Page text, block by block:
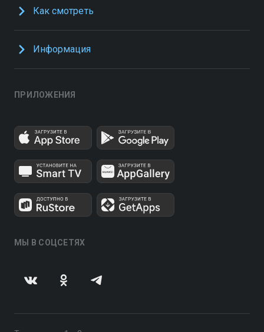
Как смотреть
Информация
ПРИЛОЖЕНИЯ
МЫ В СОЦСЕТЯХ